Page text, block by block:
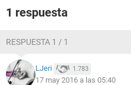
1 respuesta
RESPUESTA 1 / 1
LJeri 1.783
17 may 2016 a las 05:40